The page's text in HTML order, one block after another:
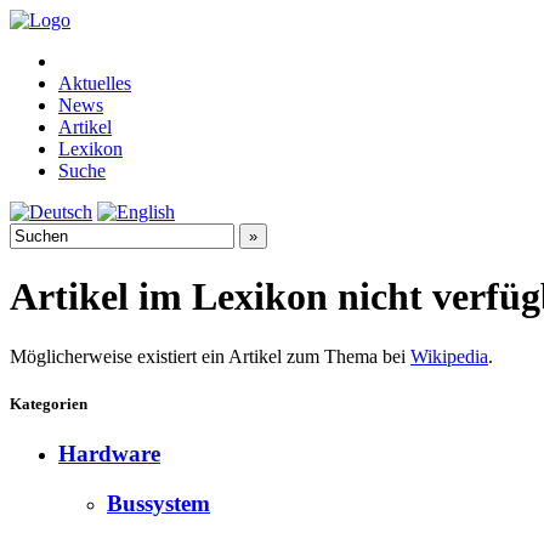
Aktuelles
News
Artikel
Lexikon
Suche
Artikel im Lexikon nicht
Möglicherweise existiert ein Artikel zum Thema bei Wikipedia.
Kategorien
Hardware
Bussystem